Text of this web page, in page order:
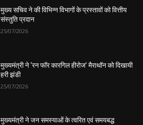
मुख्य सचिव ने की विभिन्न विभागों के प्रस्तावों को वित्तीय
संस्तुति प्रदान
25/07/2026
मुख्यमंत्री ने ‘रन फॉर कारगिल हीरोज’ मैराथॉन को दिखायी
हरी झंडी
25/07/2026
मुख्यमंत्री ने जन समस्याओं के त्वरित एवं समयबद्ध